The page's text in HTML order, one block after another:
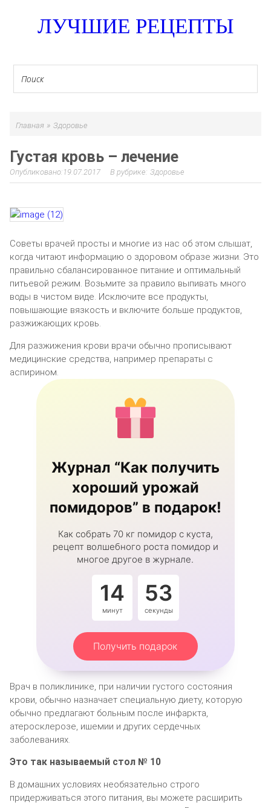
ЛУЧШИЕ РЕЦЕПТЫ
Главная » Здоровье
Густая кровь – лечение
19.07.2017 Здоровье
Советы врачей просты и многие из нас об этом слышат,
когда читают информацию о здоровом образе жизни. Это
правильно сбалансированное питание и оптимальный
питьевой режим. Возьмите за правило выпивать много
воды в чистом виде. Исключите все продукты,
повышающие вязкость и включите больше продуктов,
разжижающих кровь.
Для разжижения крови врачи обычно прописывают
медицинские средства, например препараты с
аспирином.
Журнал “Как получить
хороший урожай
помидоров” в подарок!
Как собрать 70 кг помидор с куста,
рецепт волшебного роста помидор и
многое другое в журнале.
14
минут
53
секунды
Получить подарок
Врач в поликлинике, при наличии густого состояния
крови, обычно назначает специальную диету, которую
обычно предлагают больным после инфаркта,
атеросклерозе, ишемии и других сердечных
заболеваниях.
Это так называемый стол № 10
В домашних условиях необязательно строго
придерживаться этого питания, вы можете расширить